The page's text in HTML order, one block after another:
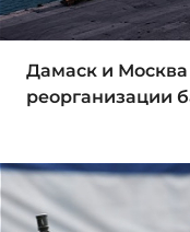
Дамаск и
реорганизации